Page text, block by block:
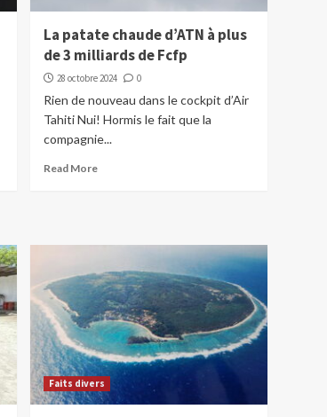
La patate chaude d’ATN à plus
de 3 milliards de Fcfp
28 octobre 2024 0
Rien de nouveau dans le cockpit d’Air
Tahiti Nui! Hormis le fait que la
compagnie...
Read More
Faits divers